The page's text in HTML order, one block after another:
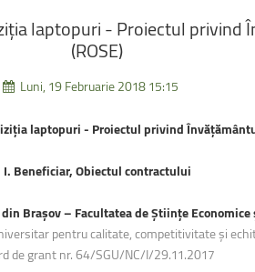
laptopuri-Proiectul privind
(ROSE)
Luni, 19 Februarie 2018 15:15
laptopuri - Proiectul privind
I. Beneficiar, Obiectul contractului
Brașov – Facultatea de Științe
pentru calitate, competitivitate și
de grant nr. 64/SGU/NC/I/29.11.2017